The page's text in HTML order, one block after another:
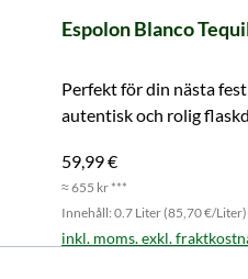
Espolon Blanco
Perfekt för din nästa
autentisk och rolig
59,99 €
≈ 655 kr ***
Innehåll: 0.7 Liter (85,70 €/Liter)
inkl. moms. exkl.